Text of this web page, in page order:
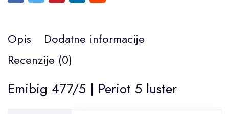
Opis
Dodatne informacije
Recenzije (0)
Emibig 477/5 | Periot 5 luster